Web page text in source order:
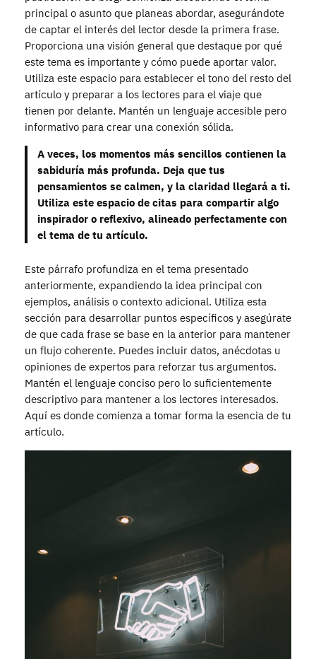
principal o asunto que planeas abordar, asegurándote
de captar el interés del lector desde la primera frase.
Proporciona una visión general que destaque por qué
este tema es importante y cómo puede aportar valor.
Utiliza este espacio para establecer el tono del resto del
artículo y preparar a los lectores para el viaje que
tienen por delante. Mantén un lenguaje accesible pero
informativo para crear una conexión sólida.
A veces, los momentos más sencillos contienen la
sabiduría más profunda. Deja que tus
pensamientos se calmen, y la claridad llegará a ti.
Utiliza este espacio de citas para compartir algo
inspirador o reflexivo, alineado perfectamente con
el tema de tu artículo.
Este párrafo profundiza en el tema presentado
anteriormente, expandiendo la idea principal con
ejemplos, análisis o contexto adicional. Utiliza esta
sección para desarrollar puntos específicos y asegúrate
de que cada frase se base en la anterior para mantener
un flujo coherente. Puedes incluir datos, anécdotas u
opiniones de expertos para reforzar tus argumentos.
Mantén el lenguaje conciso pero lo suficientemente
descriptivo para mantener a los lectores interesados.
Aquí es donde comienza a tomar forma la esencia de tu
artículo.